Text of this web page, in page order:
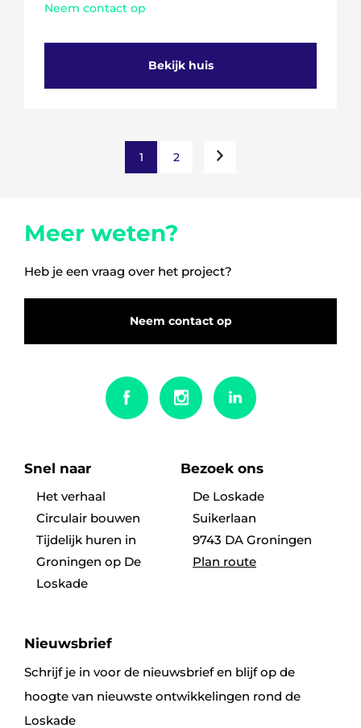
Neem contact op
Bekijk huis
1 2
Meer weten?
Heb je een vraag over het project?
Neem contact op
Snel naar
Het verhaal
Circulair bouwen
Tijdelijk huren in
Groningen op De
Loskade
Bezoek ons
De Loskade
Suikerlaan
9743 DA Groningen
Plan route
Nieuwsbrief
Schrijf je in voor de nieuwsbrief en blijf op de
hoogte van nieuwste ontwikkelingen rond de
Loskade